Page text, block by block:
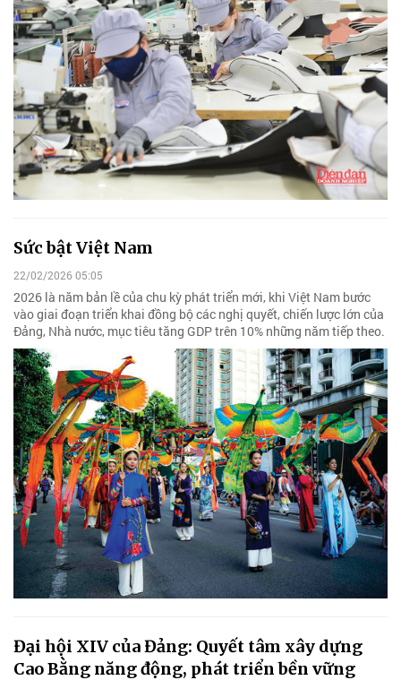
Sức bật Việt Nam
22/02/2026 05:05
2026 là năm bản lề của chu kỳ phát triển mới, khi Việt Nam bước
vào giai đoạn triển khai đồng bộ các nghị quyết, chiến lược lớn của
Đảng, Nhà nước, mục tiêu tăng GDP trên 10% những năm tiếp theo.
Đại hội XIV của Đảng: Quyết tâm xây dựng
Cao Bằng năng động, phát triển bền vững